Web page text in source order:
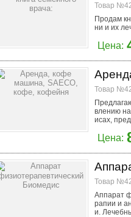
Товар
Продам
ни и их
Цена:
Товар
влению
исах,
Цена:
Товар
Аппарат
рапии и
и.